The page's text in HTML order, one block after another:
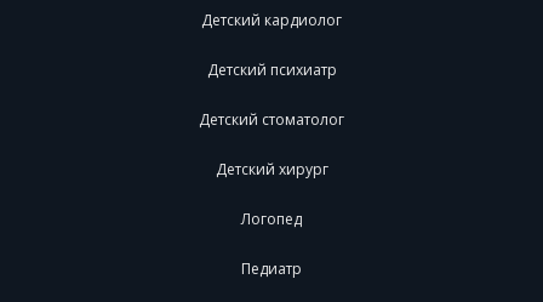
Детский кардиолог
Детский психиатр
Детский стоматолог
Детский хирург
Логопед
Педиатр